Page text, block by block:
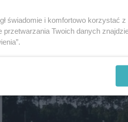
DRAMAT NAD WODĄ
47-latek utonął na
świadomie i komfortowo korzystać
przetwarzania Twoich danych